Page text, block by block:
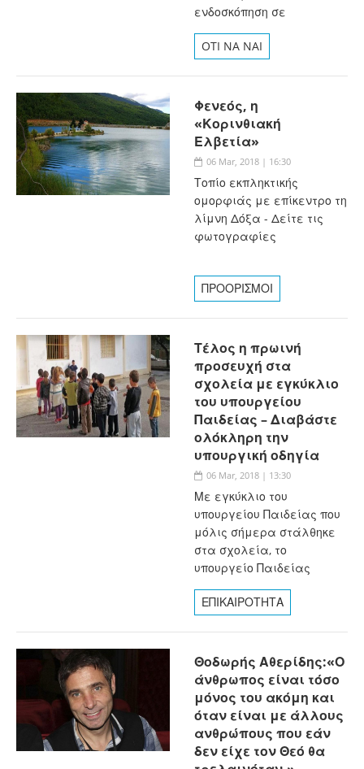
ενδοσκόπηση σε
OTI NA NAI
Φενεός, η
«Κορινθιακή
Ελβετία»
06 Mar, 2018 | 16:30
Τοπίο εκπληκτικής
ομορφιάς με επίκεντρο τη
λίμνη Δόξα - Δείτε τις
φωτογραφίες
ΠΡΟΟΡΙΣΜΟΙ
Τέλος η πρωινή
προσευχή στα
σχολεία με εγκύκλιο
του υπουργείου
Παιδείας – Διαβάστε
ολόκληρη την
υπουργική οδηγία
06 Mar, 2018 | 13:30
Με εγκύκλιο του
υπουργείου Παιδείας που
μόλις σήμερα στάλθηκε
στα σχολεία, το
υπουργείο Παιδείας
ΕΠΙΚΑΙΡΟΤΗΤΑ
Θοδωρής Αθερίδης:«Ο
άνθρωπος είναι τόσο
μόνος του ακόμη και
όταν είναι με άλλους
ανθρώπους που εάν
δεν είχε τον Θεό θα